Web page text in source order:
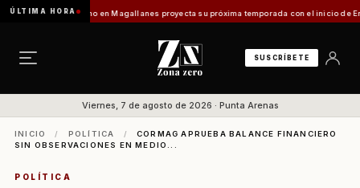
ÚLTIMA HORA
Turismo en Magallanes proyecta su próxima temporada con el inicio de Enprotur
SUSCRÍBETE
Viernes, 7 de agosto de 2026 · Punta Arenas
INICIO / POLÍTICA /
CORMAG APRUEBA BALANCE FINANCIERO
SIN OBSERVACIONES EN MEDIO...
POLÍTICA